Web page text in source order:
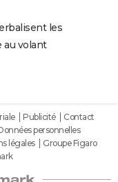
les
au volant
Publicité
Contact
personnelles
légales
Groupe Figaro